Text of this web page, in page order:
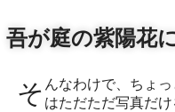
吾が庭の紫陽花
そんなわけで、ちょっとしたコメントを挟むだけで、今回 はただただ写真だ